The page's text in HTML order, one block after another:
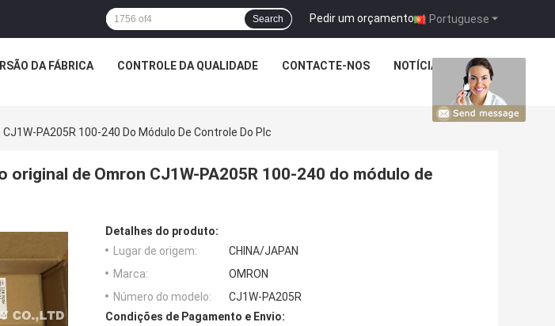
Portuguese
Pedir um orçamento |
Search
DA FÁBRICA CONTROLE DA QUALIDADE CONTACTE-NOS NOTÍCIA CASOS
PA205R 100-240 Do Módulo De Controle Do Plc
original de Omron CJ1W-PA205R 100-240 do módulo de
Detalhes do produto:
Lugar de origem:
CHINA/JAPAN
Marca:
OMRON
Número do modelo:
CJ1W-PA205R
Condições de Pagamento e Envio: